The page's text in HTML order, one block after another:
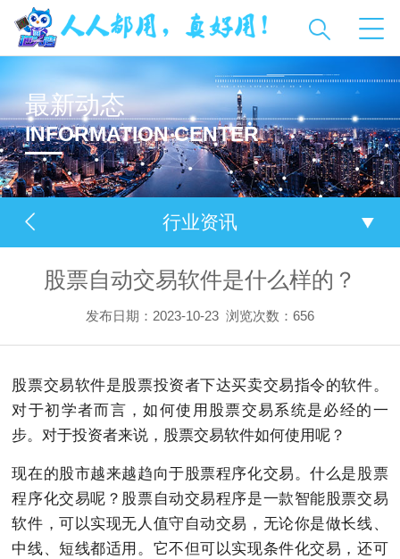
最新动态
INFORMATION CENTER
行业资讯
股票自动交易软件是什么样的？
发布日期：2023-10-23 浏览次数：656
股票交易软件是股票投资者下达买卖交易指令的软件。
对于初学者而言，如何使用股票交易系统是必经的一
步。对于投资者来说，股票交易软件如何使用呢？
现在的股市越来越趋向于股票程序化交易。什么是股票
程序化交易呢？股票自动交易程序是一款智能股票交易
软件，可以实现无人值守自动交易，无论你是做长线、
中线、短线都适用。它不但可以实现条件化交易，还可